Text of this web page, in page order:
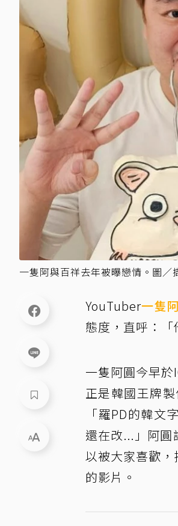
一隻阿與百祥去年被曝戀情。圖／
YouTuber一隻
態度，直呼：「
一隻阿圓今早
正是韓國王牌製
「羅PD的韓
還在改...」阿
以被大家喜歡
的影片。